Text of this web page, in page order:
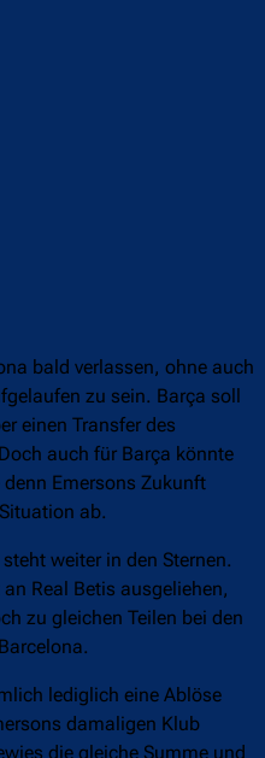
bald verlassen, ohne auch
zu sein. Barça soll
einen Transfer des
auch für Barça könnte
Emersons Zukunft
ab.
weiter in den Sternen.
Real Betis ausgeliehen,
zu gleichen Teilen bei den
lediglich eine Ablöse
damaligen Klub
die gleiche Summe und